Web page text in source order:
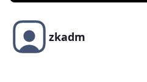
zkadm